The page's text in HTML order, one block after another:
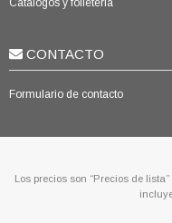
Catálogos y folletería
CONTACTO
Formulario de contacto
Los precios son “Precios de